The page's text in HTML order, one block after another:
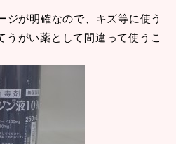
ジが明確なので、キズ等に使う
うがい薬として間違って使うこ